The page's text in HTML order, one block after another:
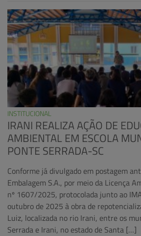
INSTITUCIONAL
IRANI REALIZA AÇÃO DE
AMBIENTAL EM ESCOLA
PONTE SERRADA-SC
Conforme já divulgado em postagem
Embalagem S.A., por meio da Licença
nº 1607/2025, protocolada junto ao
outubro de 2025 à obra de
Luiz, localizada no rio Irani, entre os
Serrada e Irani, no estado de Santa […]